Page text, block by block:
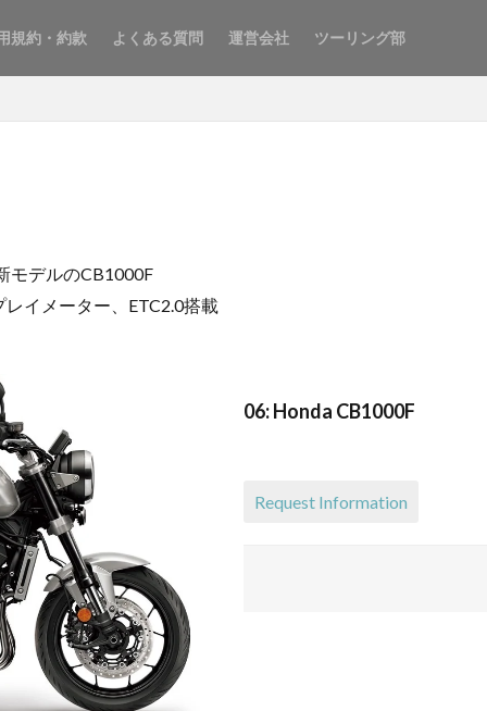
規約・約款 よくある質問 運営会社 ツーリング部
モデルのCB1000F
イメーター、ETC2.0搭載
06: Honda CB1000F
Request Information